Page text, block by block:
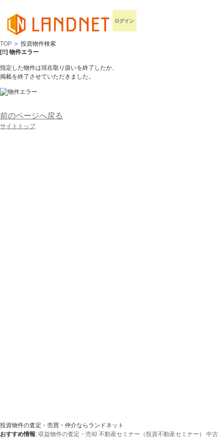
ログイン
TOP ＞ 投資物件検索
[!!] 物件エラー
指定した物件は現在取り扱いを終了したか、
掲載を終了させていただきました。
前のページへ戻る
サイトトップ
投資物件の査定・売買・仲介ならランドネット
おすすめ情報: 収益物件の査定・売却 不動産セミナー（投資不動産セミナー）
中古